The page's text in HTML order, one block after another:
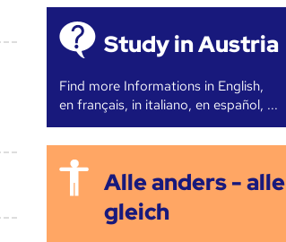
Study in Austria
Find more Informations in English,
en français, in italiano, en español, ...
Alle anders - alle
gleich